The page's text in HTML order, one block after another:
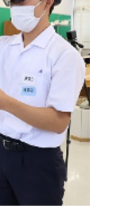
業程度認定試験
資格認定試験